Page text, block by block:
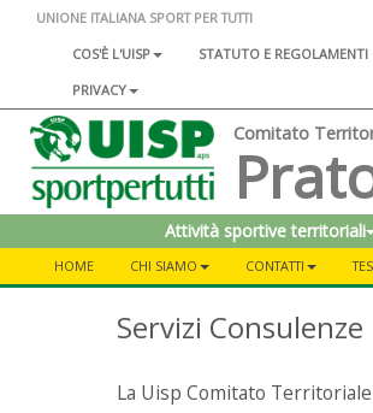
UNIONE ITALIANA SPORT PER TUTTI
COS'È L'UISP
STATUTO E REGOLAMENTI
PRIVACY
Comitato
Attività sportive territoriali
HOME CHI SIAMO CONTATTI
Servizi Consulenze
La Uisp Comitato